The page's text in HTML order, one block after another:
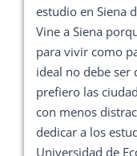
estudio en Siena
Vine a Siena
para vivir como
ideal no debe ser
prefiero las
con menos
dedicar a los
Universidad de